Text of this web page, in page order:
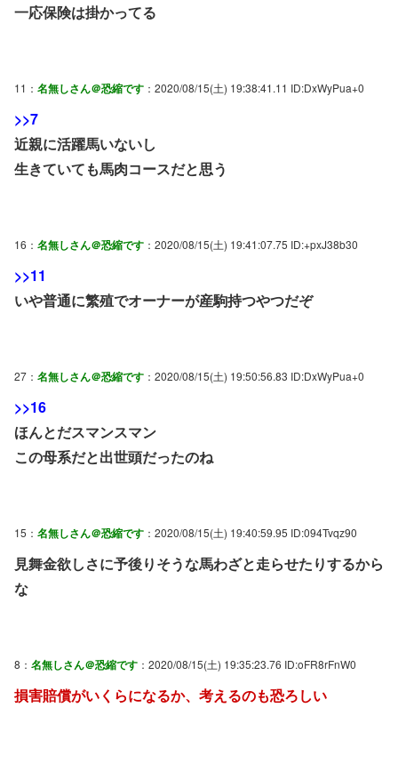
一応保険は掛かってる
11： 名無しさん＠恐縮です ：2020/08/15(土) 19:38:41.11 ID:DxWyPua+0
>>7
近親に活躍馬いないし
生きていても馬肉コースだと思う
16： 名無しさん＠恐縮です ：2020/08/15(土) 19:41:07.75 ID:+pxJ38b30
>>11
いや普通に繁殖でオーナーが産駒持つやつだぞ
27： 名無しさん＠恐縮です ：2020/08/15(土) 19:50:56.83 ID:DxWyPua+0
>>16
ほんとだスマンスマン
この母系だと出世頭だったのね
15： 名無しさん＠恐縮です ：2020/08/15(土) 19:40:59.95 ID:094Tvqz90
見舞金欲しさに予後りそうな馬わざと走らせたりするから
な
8： 名無しさん＠恐縮です ：2020/08/15(土) 19:35:23.76 ID:oFR8rFnW0
損害賠償がいくらになるか、考えるのも恐ろしい